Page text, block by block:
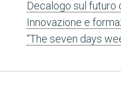
Decalogo sul futuro
Innovazione e
“The seven days